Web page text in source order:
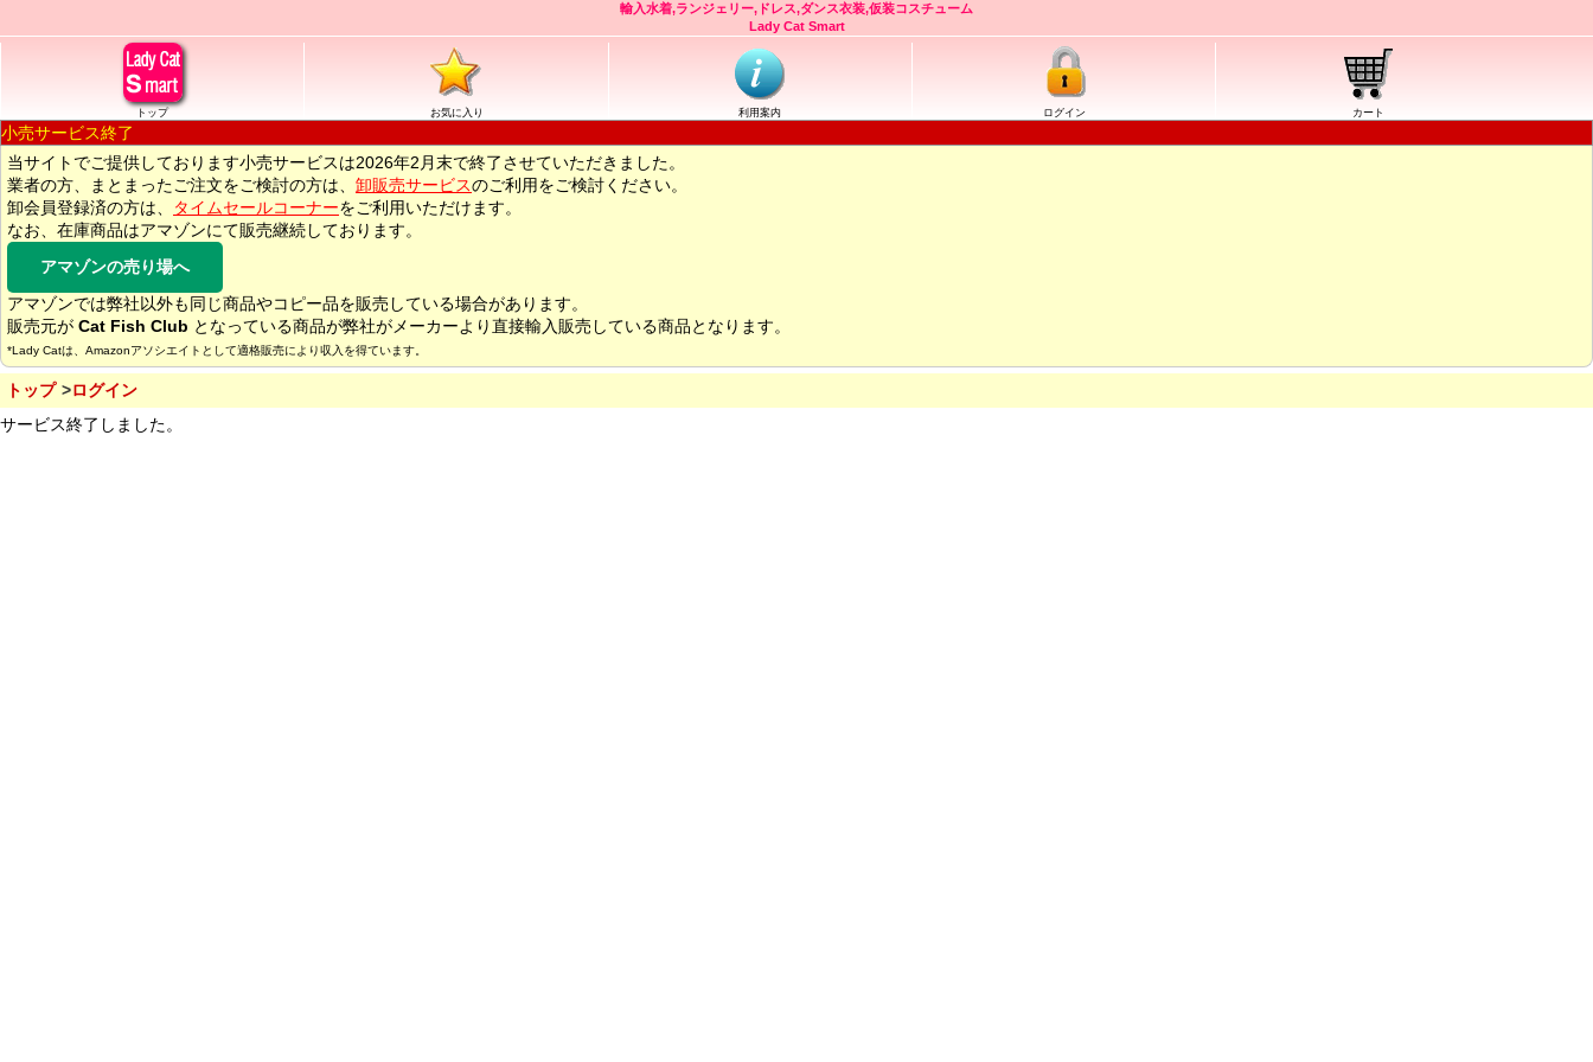
輸入水着,ランジェリー,ドレス,ダンス衣装,仮装コスチューム
Lady Cat Smart
トップ お気に入り 利用案内 ログイン カート
小売サービス終了
当サイトでご提供しております小売サービスは2026年2月末で終了させていただきました。
業者の方、まとまったご注文をご検討の方は、 卸販売サービスのご利用をご検討ください。
卸会員登録済の方は、
タイムセールコーナーをご利用いただけます。
なお、在庫商品はアマゾンにて販売継続しております。
アマゾンの売り場へ
アマゾンでは弊社以外も同じ商品やコピー品を販売している場合があります。
販売元が Cat Fish Club となっている商品が弊社がメーカーより直接輸入販売している商品となります。
*Lady Catは、Amazonアソシエイトとして適格販売により収入を得ています。
トップ
ログイン
サービス終了しました。